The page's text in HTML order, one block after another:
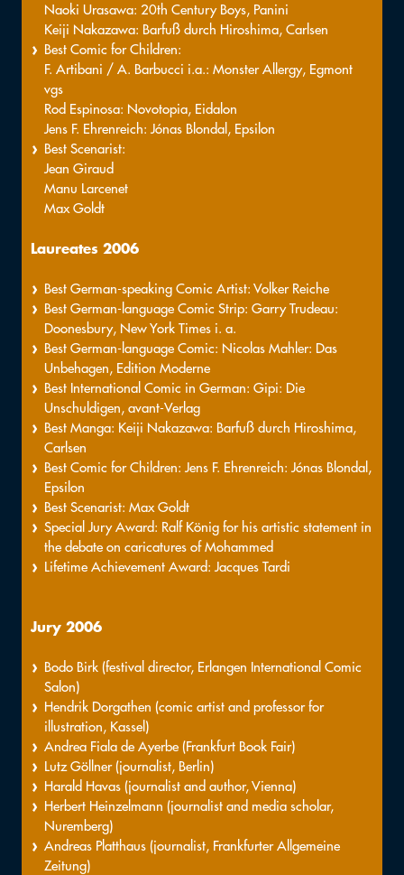
Naoki Urasawa: 20th Century Boys, Panini
Keiji Nakazawa: Barfuß durch Hiroshima, Carlsen
Best Comic for Children:
F. Artibani / A. Barbucci i.a.: Monster Allergy, Egmont
vgs
Rod Espinosa: Novotopia, Eidalon
Jens F. Ehrenreich: Jónas Blondal, Epsilon
Best Scenarist:
Jean Giraud
Manu Larcenet
Max Goldt
Laureates 2006
Best German-speaking Comic Artist: Volker Reiche
Best German-language Comic Strip: Garry Trudeau:
Doonesbury, New York Times i. a.
Best German-language Comic: Nicolas Mahler: Das
Unbehagen, Edition Moderne
Best International Comic in German: Gipi: Die
Unschuldigen, avant-Verlag
Best Manga: Keiji Nakazawa: Barfuß durch Hiroshima,
Carlsen
Best Comic for Children: Jens F. Ehrenreich: Jónas Blondal,
Epsilon
Best Scenarist: Max Goldt
Special Jury Award: Ralf König for his artistic statement in
the debate on caricatures of Mohammed
Lifetime Achievement Award: Jacques Tardi
Jury 2006
Bodo Birk (festival director, Erlangen International Comic
Salon)
Hendrik Dorgathen (comic artist and professor for
illustration, Kassel)
Andrea Fiala de Ayerbe (Frankfurt Book Fair)
Lutz Göllner (journalist, Berlin)
Harald Havas (journalist and author, Vienna)
Herbert Heinzelmann (journalist and media scholar,
Nuremberg)
Andreas Platthaus (journalist, Frankfurter Allgemeine
Zeitung)